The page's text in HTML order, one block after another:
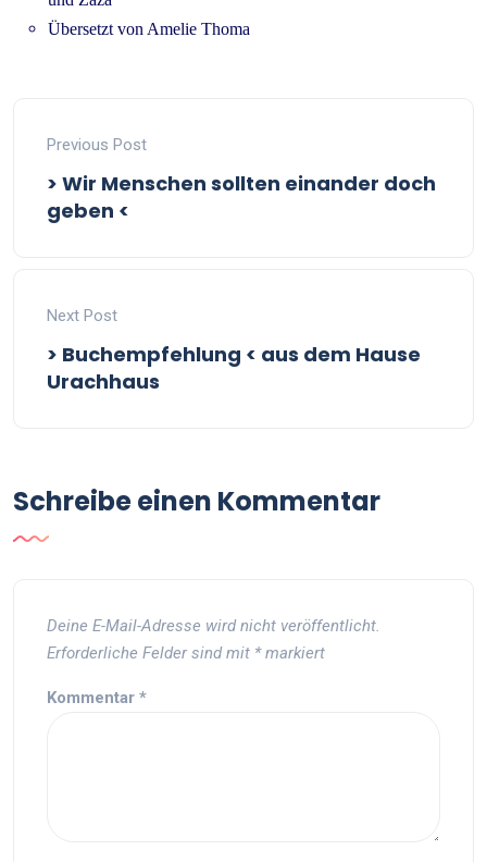
Übersetzt von Amelie Thoma
Previous Post
> Wir Menschen sollten einander doch
geben <
Next Post
> Buchempfehlung < aus dem Hause
Urachhaus
Schreibe einen Kommentar
Deine E-Mail-Adresse wird nicht veröffentlicht.
Erforderliche Felder sind mit *markiert
Kommentar *